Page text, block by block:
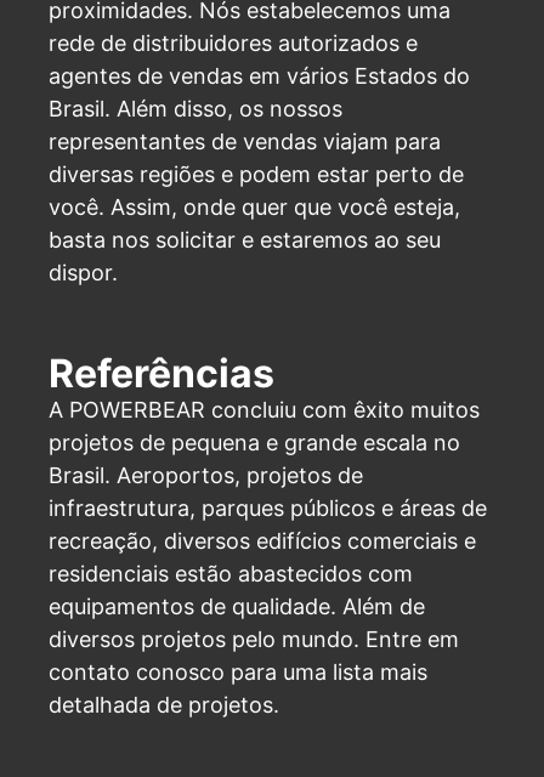
proximidades. Nós estabelecemos uma
rede de distribuidores autorizados e
agentes de vendas em vários Estados do
Brasil. Além disso, os nossos
representantes de vendas viajam para
diversas regiões e podem estar perto de
você. Assim, onde quer que você esteja,
basta nos solicitar e estaremos ao seu
dispor.
Referências
A POWERBEAR concluiu com êxito muitos
projetos de pequena e grande escala no
Brasil. Aeroportos, projetos de
infraestrutura, parques públicos e áreas de
recreação, diversos edifícios comerciais e
residenciais estão abastecidos com
equipamentos de qualidade. Além de
diversos projetos pelo mundo. Entre em
contato conosco para uma lista mais
detalhada de projetos.